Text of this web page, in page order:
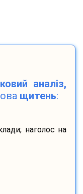
аналіз,
щитень:
наголос на